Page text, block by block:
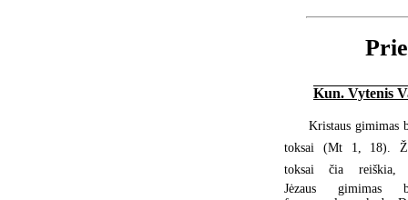
Kun. Vytenis
Kristaus gimimas
toksai (Mt 1, 18).
toksai čia reiškia,
Jėzaus gimimas